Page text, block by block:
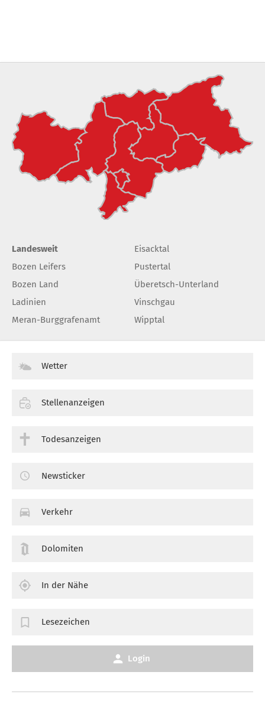
Landesweit
Bozen Leifers
Bozen Land
Ladinien
Meran-Burggrafenamt
Eisacktal
Pustertal
Überetsch-Unterland
Vinschgau
Wipptal
Wetter
Stellenanzeigen
Todesanzeigen
Newsticker
Verkehr
Dolomiten
In der Nähe
Lesezeichen
Login